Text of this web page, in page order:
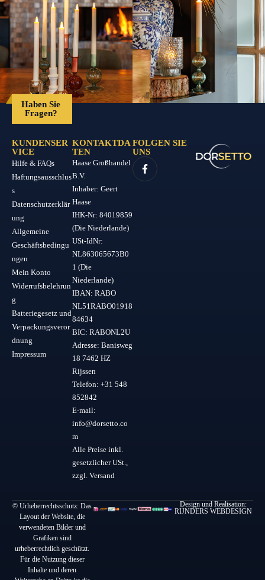
Haben Sie
Fragen?
KUNDENSER
VICE
Hilfe & FAQs
Haftungsausschlus
s
Datenschutzerklär
ung
Allgemeine
Geschäftsbedingu
ngen
Mein Konto
Widerrufsbelehrun
g
Batteriegesetz und
Verpackungsveror
dnung
Impressum
KONTAKTDA
TEN
Haase Großhandel
B.V.
Inhaber: Geert
Haase
IHK-Nr: 84019859
(Die Niederlande)
USt-IdNr:
NL863065673B0
1 (Die
Niederlande)
IBAN: RABO
NL51RABO01918
84634
BIC: RABONL2U
Adresse: Banisweg
18 7462 HZ
Rijssen
Telefon: +31 548
852842
E-mail:
info@dorsetto.co
m
Alle Preise inkl.
gesetzlicher USt.,
zzgl. Versand
FOLGEN SIE
UNS
© Urheberrechtsschutz: Das
Layout der Website, die
verwendeten Bilder und
Grafiken sind
urheberrechtlich geschützt.
Für die Nutzung dieser
Inhalte und deren
Design und Realisation:
RIJNDERS WEBDESIGN